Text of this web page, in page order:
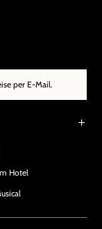
per E-Mail.
Hotel